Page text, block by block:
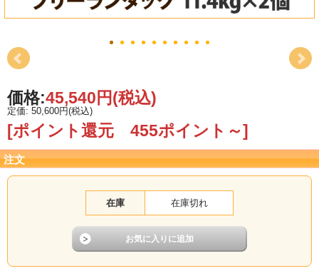
価格:45,540円(税込)
定価: 50,600円(税込)
[ポイント還元 455ポイント～]
注文
在庫 在庫切れ